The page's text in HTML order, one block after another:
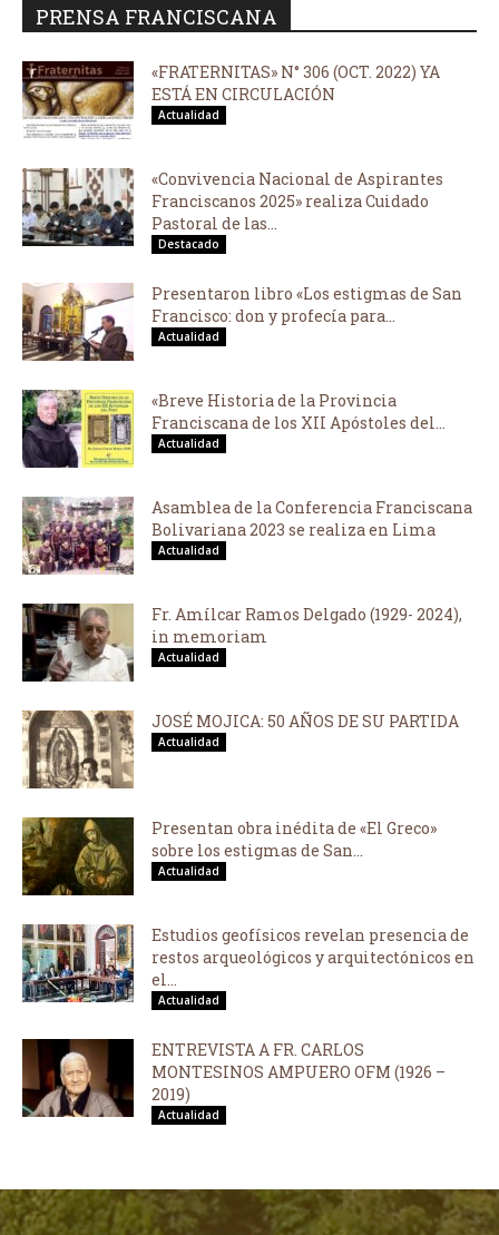
PRENSA FRANCISCANA
«FRATERNITAS» N° 306 (OCT. 2022) YA
ESTÁ EN CIRCULACIÓN
Actualidad
«Convivencia Nacional de Aspirantes
Franciscanos 2025» realiza Cuidado
Pastoral de las...
Destacado
Presentaron libro «Los estigmas de San
Francisco: don y profecía para...
Actualidad
«Breve Historia de la Provincia
Franciscana de los XII Apóstoles del...
Actualidad
Asamblea de la Conferencia Franciscana
Bolivariana 2023 se realiza en Lima
Actualidad
Fr. Amílcar Ramos Delgado (1929- 2024),
in memoriam
Actualidad
JOSÉ MOJICA: 50 AÑOS DE SU PARTIDA
Actualidad
Presentan obra inédita de «El Greco»
sobre los estigmas de San...
Actualidad
Estudios geofísicos revelan presencia de
restos arqueológicos y arquitectónicos en
el...
Actualidad
ENTREVISTA A FR. CARLOS
MONTESINOS AMPUERO OFM (1926 –
2019)
Actualidad